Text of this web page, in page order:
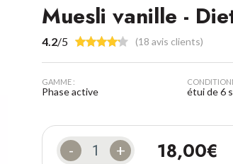
Muesli vanille -
4.2/5 (18 avis clients)
GAMME :
Phase active étui de 6
- + 18,00€